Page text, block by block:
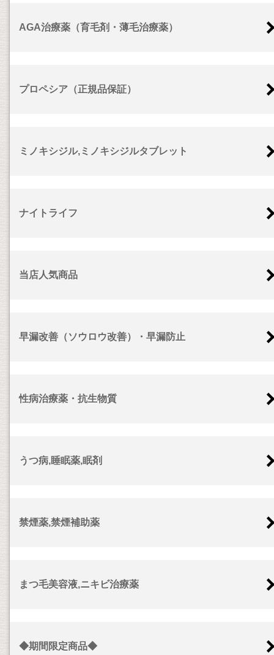
AGA治療薬（育毛剤・薄毛治療薬）
プロペシア（正規品保証）
ミノキシジル,ミノキシジルタブレット
ナイトライフ
当店人気商品
早漏改善（ソウロウ改善）・早漏防止
性病治療薬・抗生物質
うつ病,睡眠薬,眠剤
禁煙薬,禁煙補助薬
まつ毛美容液,ニキビ治療薬
◆期間限定商品◆